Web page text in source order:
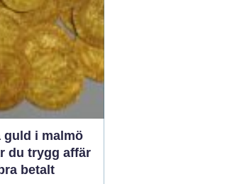
är lång, snön
djup och
i...
guld i malmö
du trygg affär
betalt